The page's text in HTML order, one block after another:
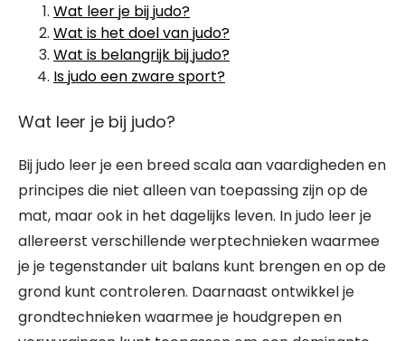
Wat leer je bij judo?
Wat is het doel van judo?
Wat is belangrijk bij judo?
Is judo een zware sport?
Wat leer je bij judo?
Bij judo leer je een breed scala aan vaardigheden en
principes die niet alleen van toepassing zijn op de
mat, maar ook in het dagelijks leven. In judo leer je
allereerst verschillende werptechnieken waarmee
je je tegenstander uit balans kunt brengen en op de
grond kunt controleren. Daarnaast ontwikkel je
grondtechnieken waarmee je houdgrepen en